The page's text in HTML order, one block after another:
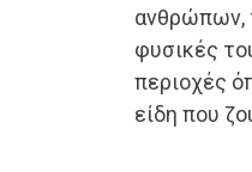
ανθρώπων,
φυσικές
περιοχές
είδη που